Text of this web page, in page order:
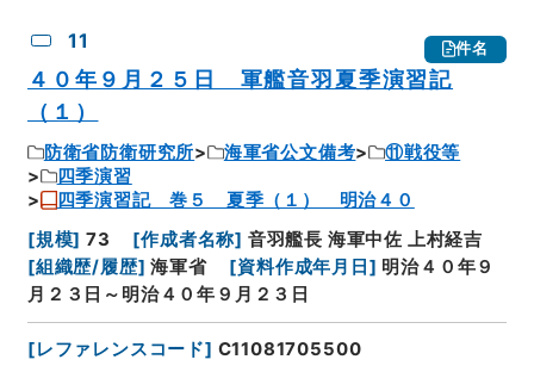
11 件名
４０年９月２５日 軍艦音羽夏季演習記
（１）
防衛省防衛研究所 海軍省公文備考
⑪戦役等
四季演習
四季演習記 巻５ 夏季（１） 明治４０
[規模] 73 [作成者名称] 音羽艦長 海軍中佐 上村経吉
[組織歴/履歴] 海軍省 [資料作成年月日 ] 明治４０年９
月２３日～明治４０年９月２３日
[レファレンスコード] C11081705500